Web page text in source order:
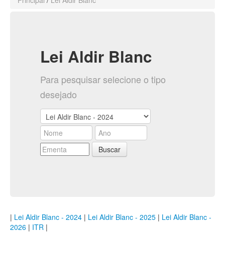
Lei Aldir Blanc
Para pesquisar selecione o tipo
desejado
Buscar
| Lei Aldir Blanc - 2024 | Lei Aldir Blanc - 2025 | Lei Aldir Blanc -
2026 | ITR |